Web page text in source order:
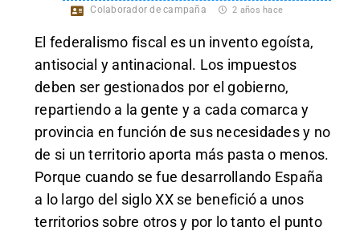
Colaborador de campaña 2 años hace
El federalismo fiscal es un invento egoísta,
antisocial y antinacional. Los impuestos
deben ser gestionados por el gobierno,
repartiendo a la gente y a cada comarca y
provincia en función de sus necesidades y no
de si un territorio aporta más pasta o menos.
Porque cuando se fue desarrollando España
a lo largo del siglo XX se benefició a unos
territorios sobre otros y por lo tanto el punto